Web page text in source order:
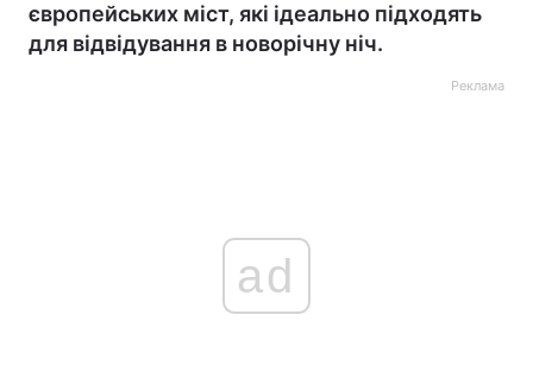
європейських міст, які ідеально підходять
для відвідування в новорічну ніч.
Реклама
ad